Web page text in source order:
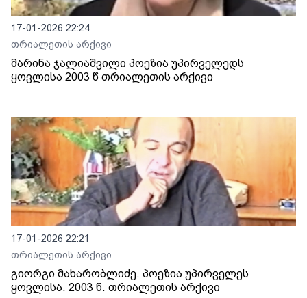
17-01-2026 22:24
თრიალეთის არქივი
მარინა ჯალიაშვილი პოეზია უპირველედს
ყოვლისა 2003 წ თრიალეთის არქივი
17-01-2026 22:21
თრიალეთის არქივი
გიორგი მახარობლიძე. პოეზია უპირველეს
ყოვლისა. 2003 წ. თრიალეთის არქივი